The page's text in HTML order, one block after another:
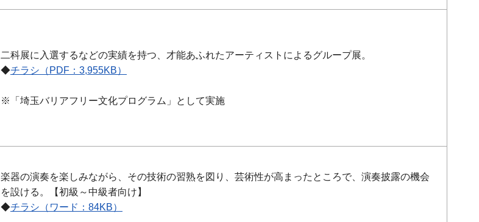
二科展に入選するなどの実績を持つ、才能あふれたアーティストによるグループ展。
◆チラシ（PDF：3,955KB）
※「埼玉バリアフリー文化プログラム」として実施
楽器の演奏を楽しみながら、その技術の習熟を図り、芸術性が高まったところで、演奏披露の機会
を設ける。【初級～中級者向け】
◆チラシ（ワード：84KB）